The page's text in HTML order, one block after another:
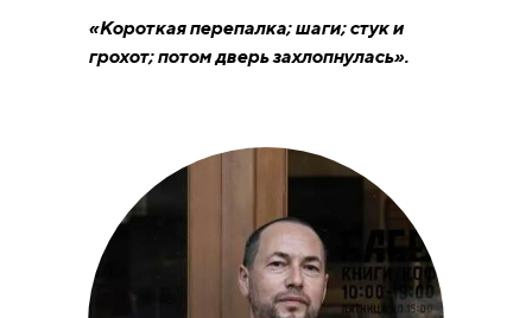
«Короткая перепалка; шаги; стук и
грохот; потом дверь захлопнулась».